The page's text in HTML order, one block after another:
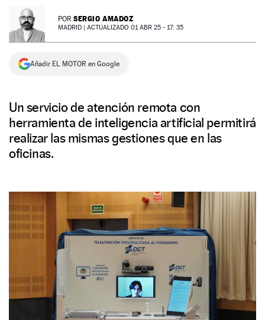
NEWSLETTER POR SERGIO AMADOZ
MADRID | ACTUALIZADO 01 ABR 25 - 17: 35
Añadir EL MOTOR en Google
Un servicio de atención remota con
herramienta de inteligencia artificial permitirá
realizar las mismas gestiones que en las
oficinas.